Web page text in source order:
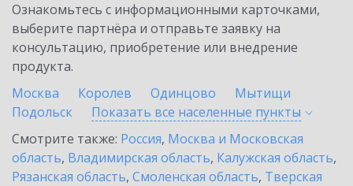
Ознакомьтесь с информационными карточками,
выберите партнёра и отправьте заявку на
консультацию, приобретение или внедрение
продукта.
Москва
Королев Одинцово
Мытищи
Подольск
Показать все населенные пункты
Смотрите также: Россия, Москва и Московская
область, Владимирская область, Калужская область,
Рязанская область, Смоленская область, Тверская